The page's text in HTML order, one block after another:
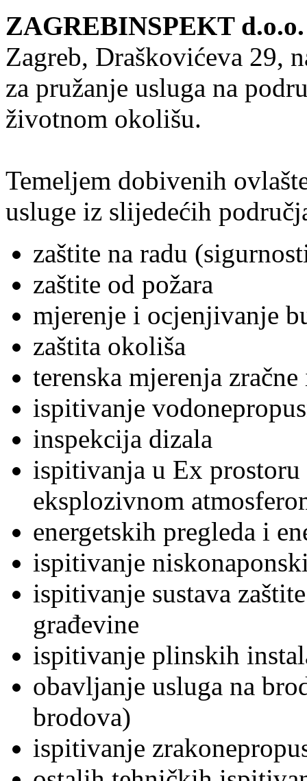
ZAGREBINSPEKT
Zagreb, Draškovićeva 29,
za pružanje usluga na
životnom okolišu.
Temeljem dobivenih
usluge iz slijedećih
zaštite na radu
zaštite od požara
mjerenje i ocjenjivanje
zaštita okoliša
terenska mjerenja
ispitivanje
inspekcija dizala
ispitivanja u Ex
eksplozivnom
energetskih pregleda i
ispitivanje
ispitivanje sustava
građevine
ispitivanje plinskih
obavljanje usluga na
brodova)
ispitivanje